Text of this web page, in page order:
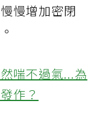
慢增加密閉
喘不過氣...為
作？